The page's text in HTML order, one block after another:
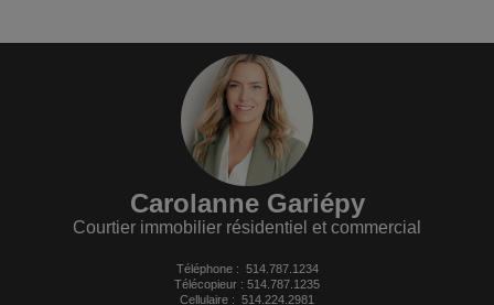
Carolanne Gariépy
Courtier immobilier résidentiel et commercial
Téléphone : 514.787.1234
Télécopieur : 514.787.1235
Cellulaire : 514.224.2981